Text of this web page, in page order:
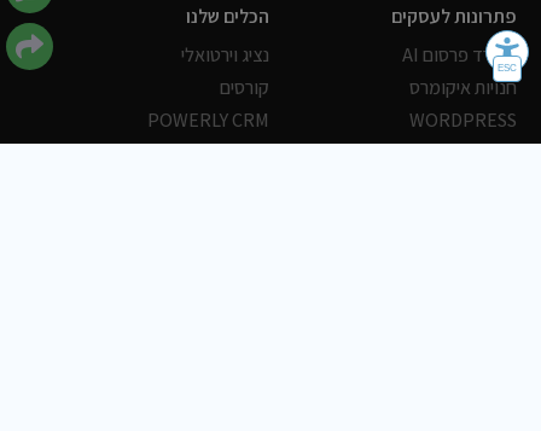
פתרונות לעסקים
משרד פרסום AI
חנויות איקומרס
WORDPRESS
הכלים שלנו
נציג וירטואלי
קורסים
POWERLY CRM